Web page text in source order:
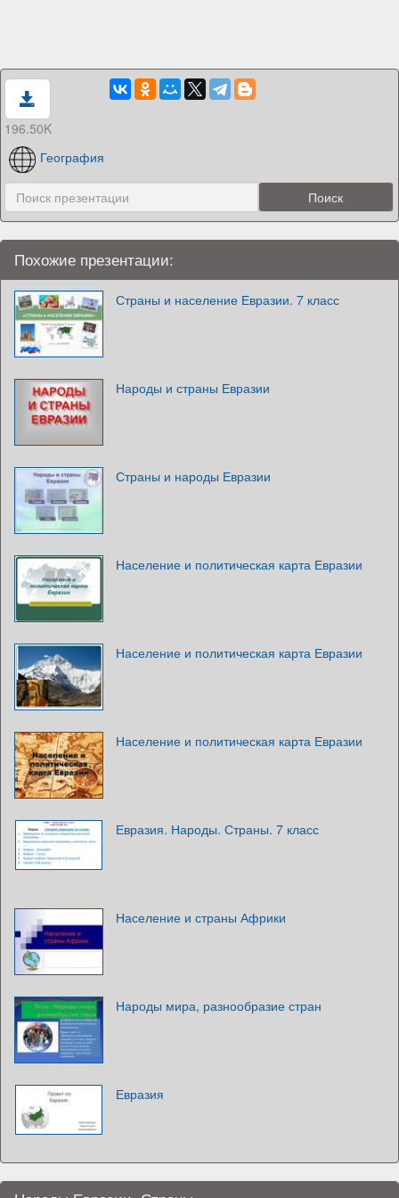
196.50K
География
Похожие презентации:
Страны и население Евразии. 7 класс
Народы и страны Евразии
Страны и народы Евразии
Население и политическая карта Евразии
Население и политическая карта Евразии
Население и политическая карта Евразии
Евразия. Народы. Страны. 7 класс
Население и страны Африки
Народы мира, разнообразие стран
Евразия